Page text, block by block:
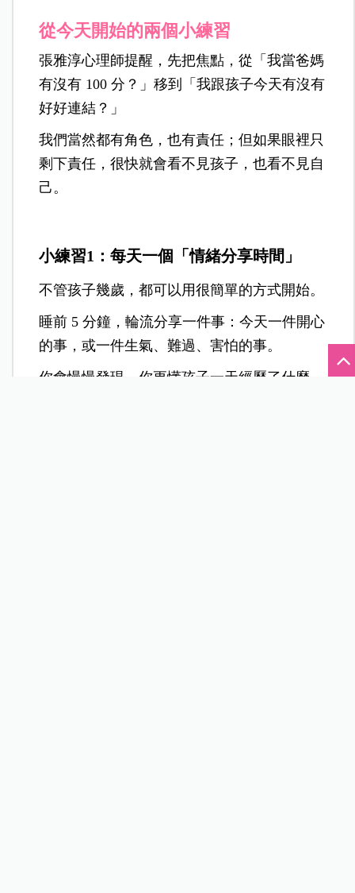
從今天開始的兩個小練習
張雅淳心理師提醒，先把焦點，從「我當爸媽
有沒有 100 分？」移到「我跟孩子今天有沒有
好好連結？」
我們當然都有角色，也有責任；但如果眼裡只
剩下責任，很快就會看不見孩子，也看不見自
己。
小練習1：每天一個「情緒分享時間」
不管孩子幾歲，都可以用很簡單的方式開始。
睡前 5 分鐘，輪流分享一件事：今天一件開心
的事，或一件生氣、難過、害怕的事。
你會慢慢發現，你更懂孩子一天經歷了什麼，